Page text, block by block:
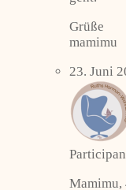
Grüße
mamimu
23. Juni
Mamimu,